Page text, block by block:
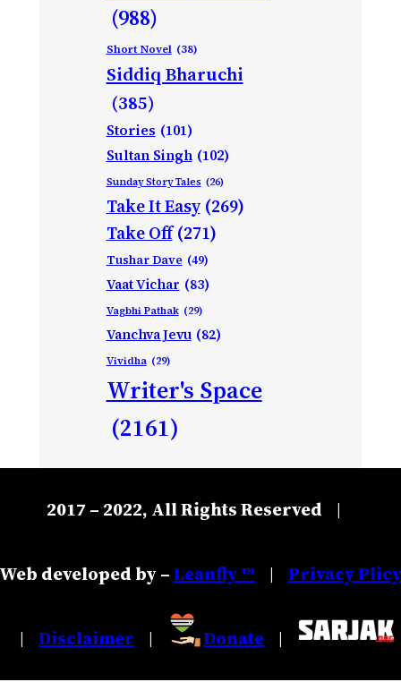
(988)
Short Novel (38)
Siddiq Bharuchi
(385)
Stories (101)
Sultan Singh (102)
Sunday Story Tales (26)
Take It Easy (269)
Take Off (271)
Tushar Dave (49)
Vaat Vichar (83)
Vagbhi Pathak (29)
Vanchva Jevu (82)
Vividha (29)
Writer's Space
(2161)
2017 – 2022, All Rights Reserved |
Web developed by –Leanfly ™ | Privacy Plicy
| Disclaimer | Donate |